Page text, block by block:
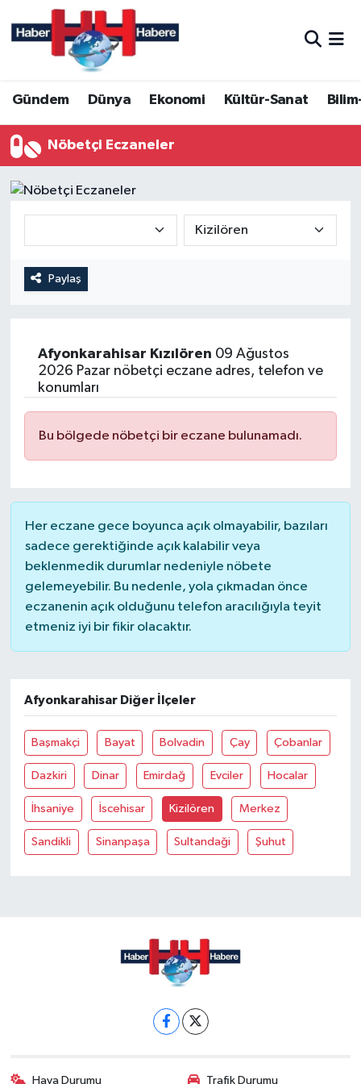
Gündem Dünya Ekonomi Kültür-Sanat
Nöbetçi Eczaneler
Paylaş
Afyonkarahisar Kızılören 09 Ağustos
2026 Pazar nöbetçi eczane adres, telefon ve
konumları
Bu bölgede nöbetçi bir eczane bulunamadı.
Her eczane gece boyunca açık olmayabilir, bazıları
sadece gerektiğinde açık kalabilir veya
beklenmedik durumlar nedeniyle nöbete
gelemeyebilir. Bu nedenle, yola çıkmadan önce
eczanenin açık olduğunu telefon aracılığıyla teyit
etmeniz iyi bir fikir olacaktır.
Afyonkarahisar Diğer İlçeler
Başmakçi Bayat Bolvadin Çay Çobanlar
Dazkiri Dinar Emirdağ Evciler Hocalar
İhsaniye İscehisar Kizilören Merkez
Sandikli Sinanpaşa Sultandaği Şuhut
Hava Durumu Trafik Durumu
Hava Durumu
Trafik Durumu
Süper Lig Puan Durumu ve Fikstür
Tüm Manşetler
Son Dakika Haberleri
Haber Arşivi